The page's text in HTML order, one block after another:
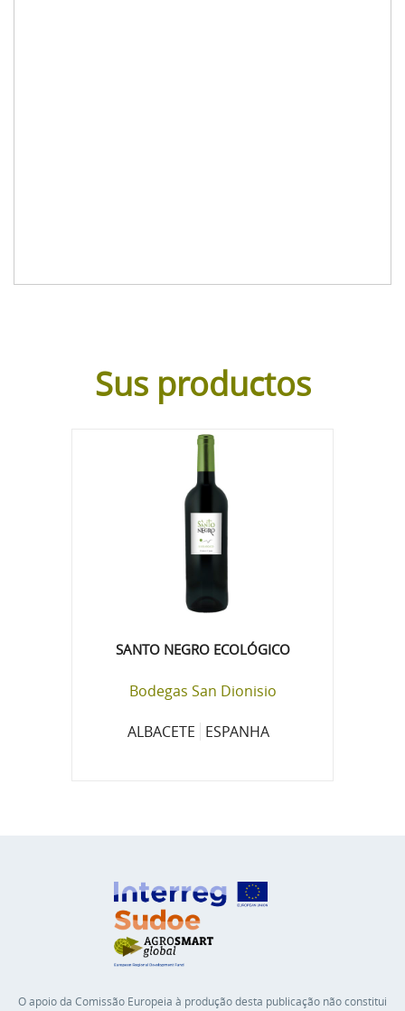
Sus productos
SANTO NEGRO ECOLÓGICO
Bodegas San Dionisio
ALBACETE ESPANHA
O apoio da Comissão Europeia à produção desta publicação não constitui